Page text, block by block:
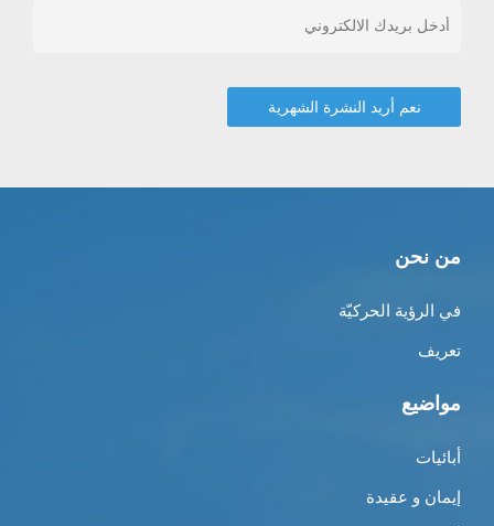
من نحن
في الرؤية الحركيّة
تعريف
مواضيع
أبائيات
إيمان و عقيدة